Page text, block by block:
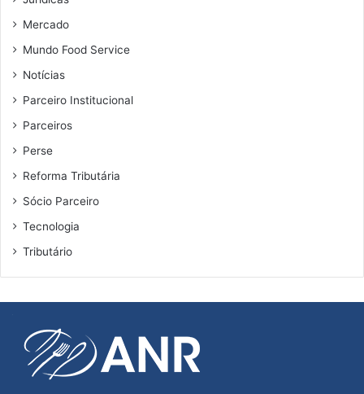
Mercado
Mundo Food Service
Notícias
Parceiro Institucional
Parceiros
Perse
Reforma Tributária
Sócio Parceiro
Tecnologia
Tributário